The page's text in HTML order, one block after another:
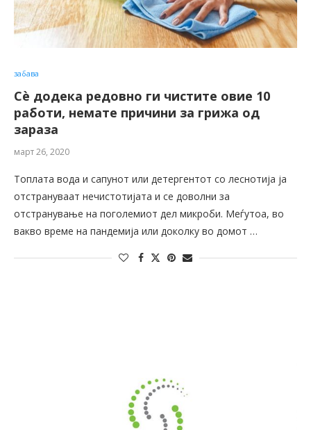
забава
Сè додека редовно ги чистите овие 10
работи, немате причини за грижа од
зараза
март 26, 2020
Топлата вода и сапунот или детергентот со леснотија ја
отстрануваат нечистотијата и се доволни за
отстранување на поголемиот дел микроби. Меѓутоа, во
вакво време на пандемија или доколку во домот …